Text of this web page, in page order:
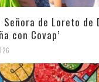
Señora de Loreto de
con Covap’